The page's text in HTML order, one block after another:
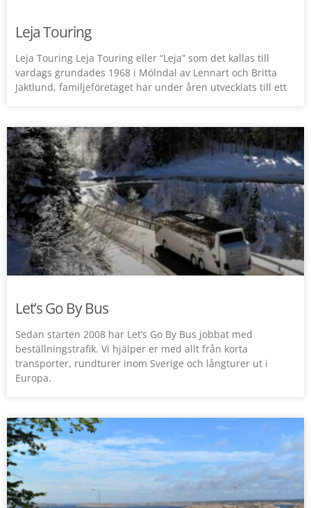
Leja Touring
Leja Touring Leja Touring eller “Leja” som det kallas till
vardags grundades 1968 i Mölndal av Lennart och Britta
Jaktlund, familjeföretaget har under åren utvecklats till ett
Let’s Go By Bus
Sedan starten 2008 har Let’s Go By Bus jobbat med
beställningstrafik. Vi hjälper er med allt från korta
transporter, rundturer inom Sverige och långturer ut i
Europa.